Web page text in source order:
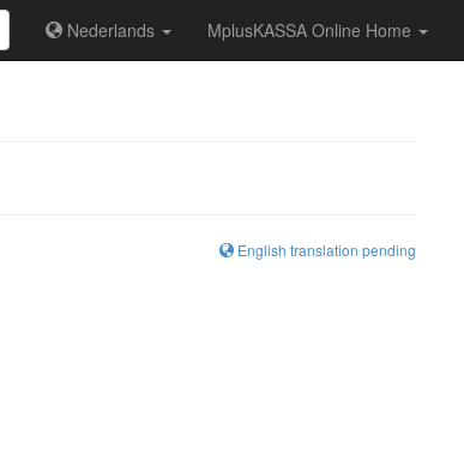
Nederlands MplusKASSA Online Home
English translation pending